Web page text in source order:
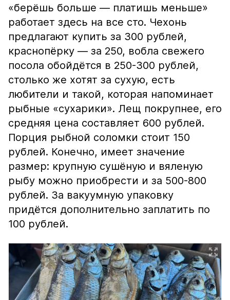
«берёшь больше — платишь меньше»
работает здесь на все сто. Чехонь
предлагают купить за 300 рублей,
краснопёрку — за 250, вобла свежего
посола обойдётся в 250-300 рублей,
столько же хотят за сухую, есть
любители и такой, которая напоминает
рыбные «сухарики». Лещ покрупнее, его
средняя цена составляет 600 рублей.
Порция рыбной соломки стоит 150
рублей. Конечно, имеет значение
размер: крупную сушёную и вяленую
рыбу можно приобрести и за 500-800
рублей. За вакуумную упаковку
придётся дополнительно заплатить по
100 рублей.